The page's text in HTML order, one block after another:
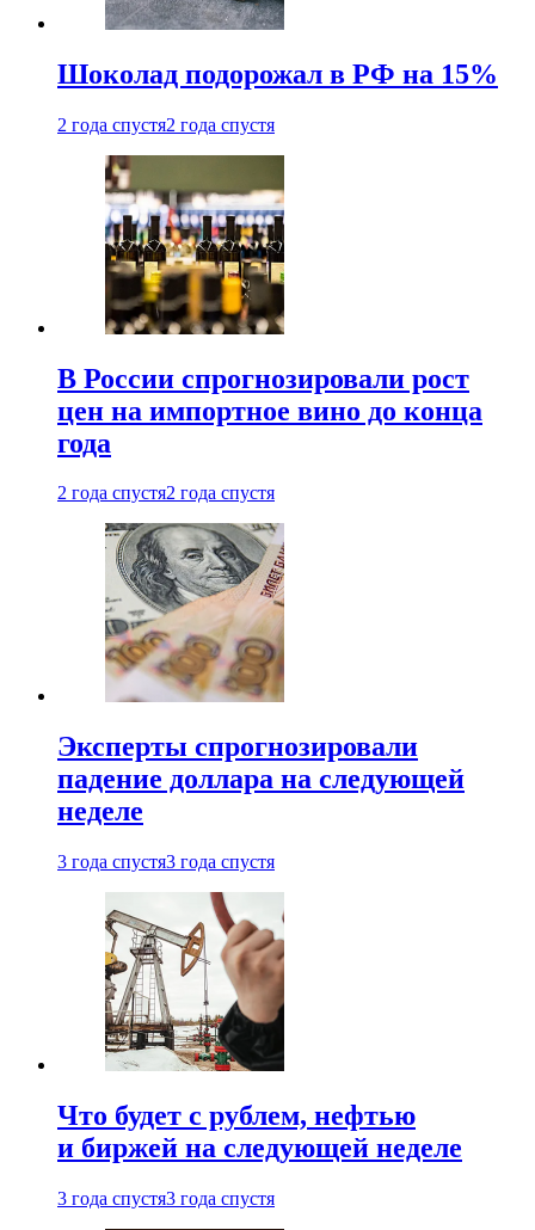
Шоколад подорожал в РФ на 15%
2 года спустя2 года спустя
В России спрогнозировали рост
цен на импортное вино до конца
года
2 года спустя2 года спустя
Эксперты спрогнозировали
падение доллара на следующей
неделе
3 года спустя3 года спустя
Что будет с рублем, нефтью
и биржей на следующей неделе
3 года спустя3 года спустя